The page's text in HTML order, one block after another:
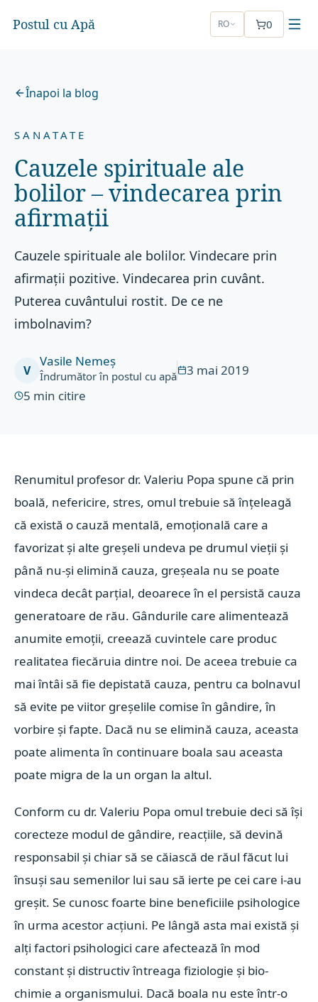
Postul cu Apă RO 0
Înapoi la blog
SANATATE
Cauzele spirituale ale
bolilor – vindecarea prin
afirmații
Cauzele spirituale ale bolilor. Vindecare prin
afirmații pozitive. Vindecarea prin cuvânt.
Puterea cuvântului rostit. De ce ne
imbolnavim?
V
Vasile Nemeș
Îndrumător în postul cu apă
3 mai 2019
5 min citire
Renumitul profesor dr. Valeriu Popa spune că prin
boală, nefericire, stres, omul trebuie să înţeleagă
că există o cauză mentală, emoțională care a
favorizat și alte greşeli undeva pe drumul vieţii şi
până nu-şi elimină cauza, greşeala nu se poate
vindeca decât parţial, deoarece în el persistă cauza
generatoare de rău. Gândurile care alimentează
anumite emoții, creează cuvintele care produc
realitatea fiecăruia dintre noi. De aceea trebuie ca
mai întâi să fie depistată cauza, pentru ca bolnavul
să evite pe viitor greşelile comise în gândire, în
vorbire și fapte. Dacă nu se elimină cauza, aceasta
poate alimenta în continuare boala sau aceasta
poate migra de la un organ la altul.
Conform cu dr. Valeriu Popa omul trebuie deci să își
corecteze modul de gândire, reacțiile, să devină
responsabil și chiar să se căiască de răul făcut lui
însuși sau semenilor lui sau să ierte pe cei care i-au
greșit. Se cunosc foarte bine beneficiile psihologice
în urma acestor acțiuni. Pe lângă asta mai există și
alți factori psihologici care afectează în mod
constant și distructiv întreaga fiziologie și bio-
chimie a organismului. Dacă boala nu este într-o